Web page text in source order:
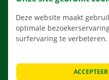
Deze website maakt
optimale
surfervaring te verbeteren.